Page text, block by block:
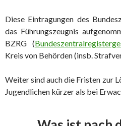
Diese Eintragungen des
das Führungszeugnis
BZRG (
Kreis von Behörden (insb.
Weiter sind auch die Fristen zur
Jugendlichen kürzer als bei